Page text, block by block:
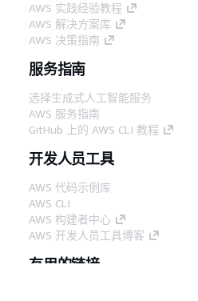
AWS 实践经验教程
AWS 解决方案库
AWS 决策指南
服务指南
选择生成式人工智能服务
AWS 服务指南
GitHub 上的 AWS CLI 教程
开发人员工具
AWS 代码示例库
AWS CLI
AWS 构建者中心
AWS 开发人员工具博客
有用的链接